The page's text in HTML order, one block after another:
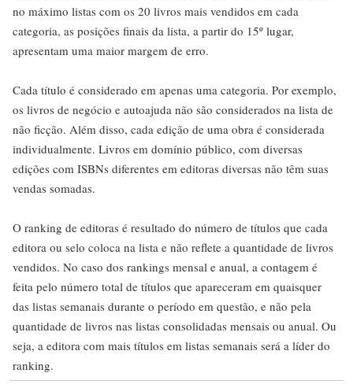
no máximo listas com os 20 livros mais vendidos em cada
categoria, as posições finais da lista, a partir do 15º lugar,
apresentam uma maior margem de erro.
Cada título é considerado em apenas uma categoria. Por exemplo,
os livros de negócio e autoajuda não são considerados na lista de
não ficção. Além disso, cada edição de uma obra é considerada
individualmente. Livros em domínio público, com diversas
edições com ISBNs diferentes em editoras diversas não têm suas
vendas somadas.
O ranking de editoras é resultado do número de títulos que cada
editora ou selo coloca na lista e não reflete a quantidade de livros
vendidos. No caso dos rankings mensal e anual, a contagem é
feita pelo número total de títulos que apareceram em quaisquer
das listas semanais durante o período em questão, e não pela
quantidade de livros nas listas consolidadas mensais ou anual. Ou
seja, a editora com mais títulos em listas semanais será a líder do
ranking.